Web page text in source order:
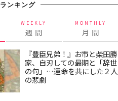
ランキング
WEEKLY
週 間
MONTHLY
月 間
『豊臣兄弟！』お市と柴田勝
家、自刃しての最期と「辞世
の句」…運命を共にした２人
の悲劇